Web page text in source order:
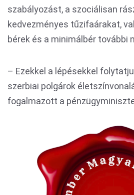
szabályozást, a szociálisan
kedvezményes tűzifaárakat,
bérek és a minimálbér további
– Ezekkel a lépésekkel
szerbiai polgárok
fogalmazott a